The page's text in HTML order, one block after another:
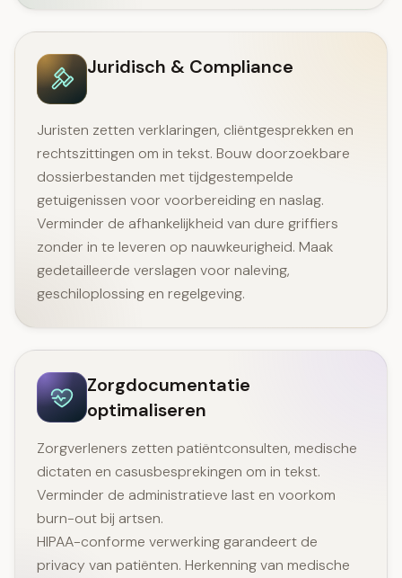
Juridisch & Compliance
Juristen zetten verklaringen, cliëntgesprekken en
rechtszittingen om in tekst. Bouw doorzoekbare
dossierbestanden met tijdgestempelde
getuigenissen voor voorbereiding en naslag.
Verminder de afhankelijkheid van dure griffiers
zonder in te leveren op nauwkeurigheid. Maak
gedetailleerde verslagen voor naleving,
geschiloplossing en regelgeving.
Zorgdocumentatie
optimaliseren
Zorgverleners zetten patiëntconsulten, medische
dictaten en casusbesprekingen om in tekst.
Verminder de administratieve last en voorkom
burn-out bij artsen.
HIPAA-conforme verwerking garandeert de
privacy van patiënten. Herkenning van medische